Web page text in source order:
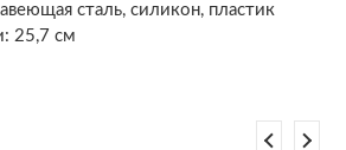
сталь, силикон, пластик
25,7 см